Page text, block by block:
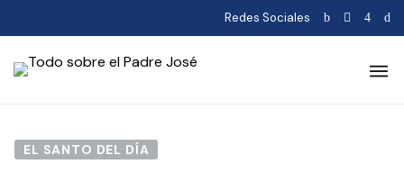
Redes Sociales
EL SANTO DEL DÍA